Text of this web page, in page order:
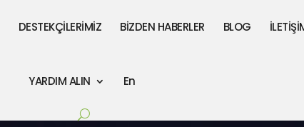
DESTEKÇİLERİMİZ BİZDEN HABERLER BLOG
YARDIM ALIN En